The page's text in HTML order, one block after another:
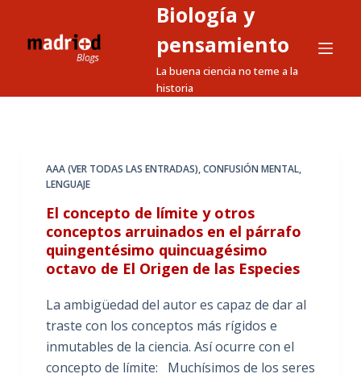
a
Biología y
pensamiento
La buena ciencia no teme a la
historia
AAA (VER TODAS LAS ENTRADAS),CONFUSIÓN MENTAL,
LENGUAJE
El concepto de límite y otros
conceptos arruinados en el párrafo
quingentésimo quincuagésimo
octavo de El Origen de las Especies
La ambigüedad del autor es capaz de dar al
traste con los conceptos más rígidos e
inmutables de la ciencia. Así ocurre con el
concepto de límite: Muchísimos de los seres